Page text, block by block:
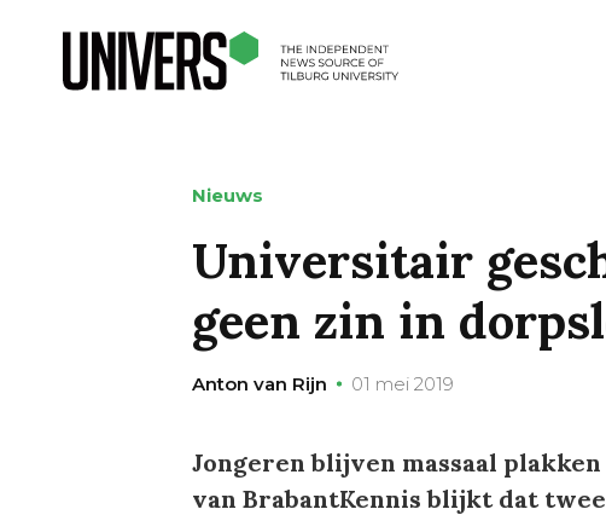
Nieuws
Universitair
geen zin in
Anton van Rijn 01 mei 2019
Jongeren blijven massaal
van BrabantKennis blijkt dat